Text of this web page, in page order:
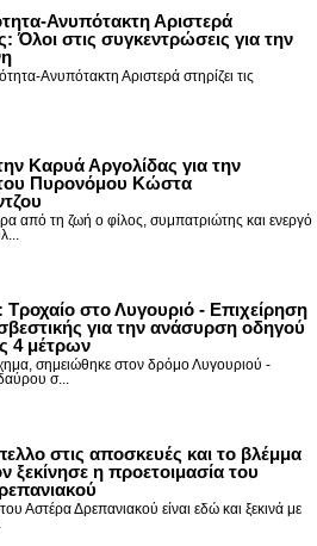
Ανυπότακτη Αριστερά
Όλοι στις συγκεντρώσεις για την
Ανυπότακτη Αριστερά στηρίζει τις
Καρυά Αργολίδας για την
Πυρονόμου Κώστα
από τη ζωή ο φίλος, συμπατριώτης και ενεργό
Τροχαίο στο Λυγουριό - Επιχείρηση
για την ανάσυρση οδηγού
4 μέτρων
σημειώθηκε στον δρόμο Λυγουριού -
σ...
στις αποσκευές και το βλέμμα
ξεκίνησε η προετοιμασία του
Αστέρα Δρεπανιακού είναι εδώ και ξεκινά με